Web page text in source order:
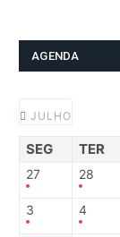
AGENDA
JULHO
SEG TER
27 28
3 4